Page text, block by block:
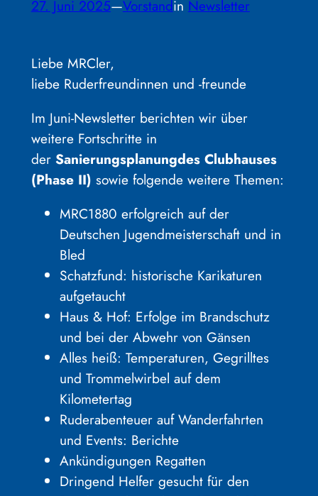
27. Juni 2025—Vorstandin Newsletter
Liebe MRCler,
liebe Ruderfreundinnen und -freunde
Im Juni-Newsletter berichten wir über
weitere Fortschritte in
der Sanierungsplanungdes Clubhauses
(Phase II) sowie folgende weitere Themen:
MRC1880 erfolgreich auf der
Deutschen Jugendmeisterschaft und in
Bled
Schatzfund: historische Karikaturen
aufgetaucht
Haus & Hof: Erfolge im Brandschutz
und bei der Abwehr von Gänsen
Alles heiß: Temperaturen, Gegrilltes
und Trommelwirbel auf dem
Kilometertag
Ruderabenteuer auf Wanderfahrten
und Events: Berichte
Ankündigungen Regatten
Dringend Helfer gesucht für den